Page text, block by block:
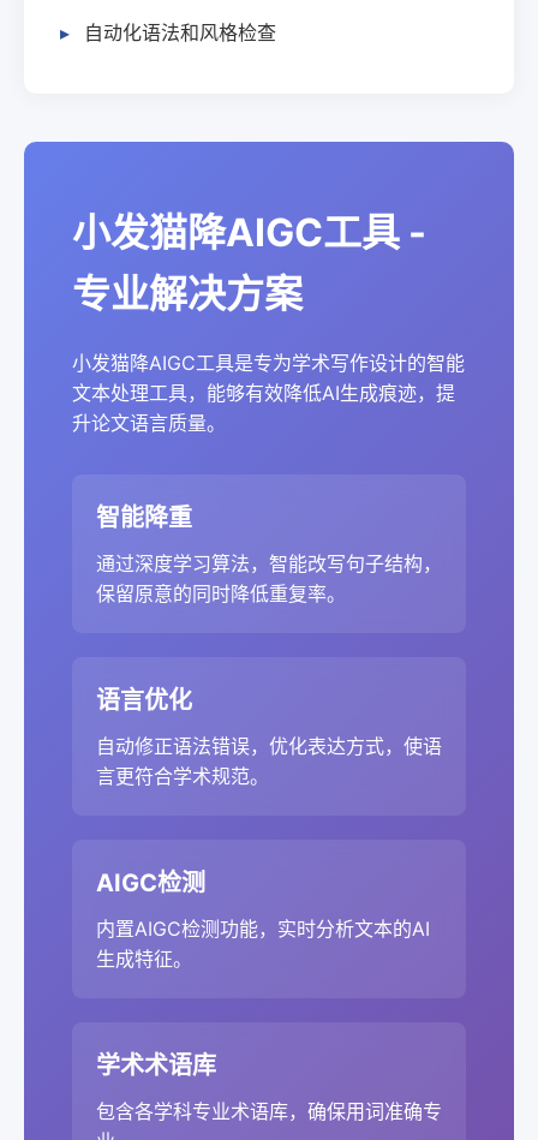
自动化语法和风格检查
小发猫降AIGC工具 -
专业解决方案
小发猫降AIGC工具是专为学术写作设计的智能
文本处理工具，能够有效降低AI生成痕迹，提
升论文语言质量。
智能降重
通过深度学习算法，智能改写句子结构，
保留原意的同时降低重复率。
语言优化
自动修正语法错误，优化表达方式，使语
言更符合学术规范。
AIGC检测
内置AIGC检测功能，实时分析文本的AI
生成特征。
学术术语库
包含各学科专业术语库，确保用词准确专